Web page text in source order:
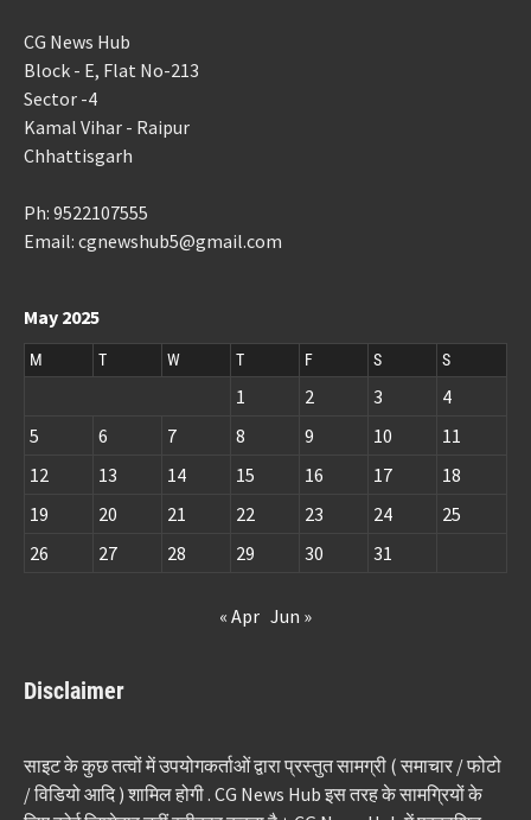
CG News Hub
Block - E, Flat No-213
Sector -4
Kamal Vihar - Raipur
Chhattisgarh
Ph: 9522107555
Email: cgnewshub5@gmail.com
May 2025
M T W T F S S
1 2 3
4
5
6 7 8 9 10
11
12
13 14 15 16 17
18
19
20 21 22 23 24
25
26
27 28 29 30 31
« Apr Jun »
Disclaimer
साइट के कुछ तत्वों में उपयोगकर्ताओं द्वारा प्रस्तुत सामग्री ( समाचार / फोटो
/ विडियो आदि ) शामिल होगी . CG News Hub इस तरह के सामग्रियों के